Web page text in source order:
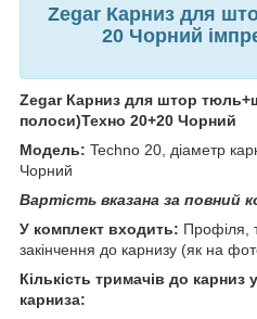
Zegar Карниз для
20 Чорний
Zegar Карниз для штор
полоси)Техно 20+20 Чорний
Модель: Techno 20, діаметр
Чорний
Вартість вказана за повний
У комплект входить: Профіля,
закінчення до карнизу (як на
Кількість тримачів до карниз
карниза: